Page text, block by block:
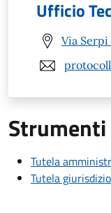
Ufficio
Via Serpi
Tutela
Tutela